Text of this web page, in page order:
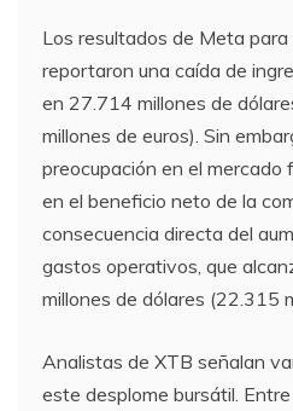
Los resultados de Meta
reportaron una caída de
en 27.714 millones de
millones de euros). Sin
preocupación en el mercado
en el beneficio neto de la
consecuencia directa del
gastos operativos, que
millones de dólares (22.315
Analistas de XTB señalan
este desplome bursátil.